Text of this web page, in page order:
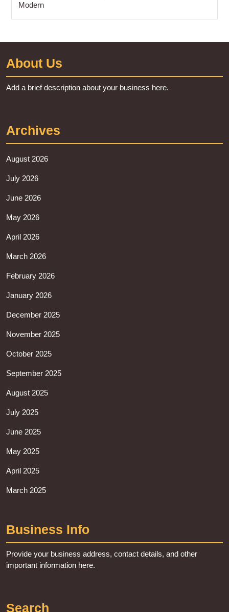
Modern
About Us
Add a brief description about your business here.
Archives
August 2026
July 2026
June 2026
May 2026
April 2026
March 2026
February 2026
January 2026
December 2025
November 2025
October 2025
September 2025
August 2025
July 2025
June 2025
May 2025
April 2025
March 2025
Business Info
Provide your business address, contact details, and other
important information here.
Search